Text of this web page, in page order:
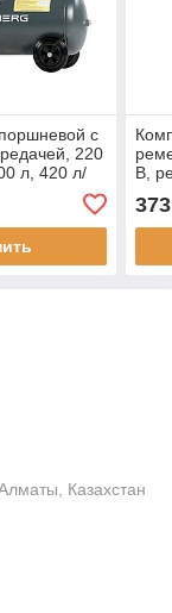
с
220
л, 420 л/
В,
Казахстан